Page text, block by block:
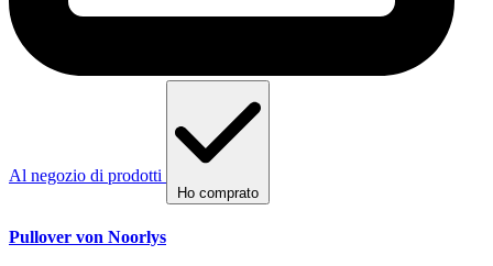
Al negozio di prodotti
Ho comprato
Pullover von Noorlys